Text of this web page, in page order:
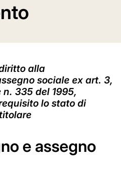
alla
sociale ex art. 3,
335 del 1995,
lo stato di
e assegno